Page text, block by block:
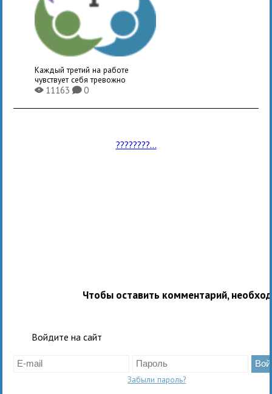
Каждый третий на работе
чувствует себя тревожно
X11163K0
????????...
Чтобы оставить комментарий,
Войдите на сайт
Забыли пароль?